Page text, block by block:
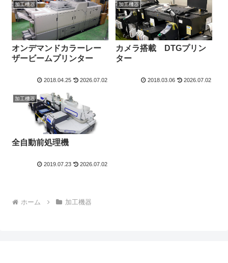
加工機器
オンデマンドカラーレー
ザービームプリンター
2018.04.25 2026.07.02
加工機器
カメラ搭載 DTGプリン
ター
2018.03.06 2026.07.02
加工機器
全自動前処理機
2019.07.23 2026.07.02
ホーム 加工機器